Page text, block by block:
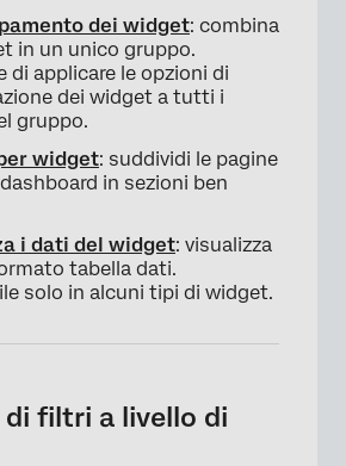
dei widget: combina
in un unico gruppo.
di applicare le opzioni di
dei widget a tutti i
gruppo.
widget: suddividi le pagine
in sezioni ben
i dati del widget: visualizza
tabella dati.
solo in alcuni tipi di widget.
filtri a livello di